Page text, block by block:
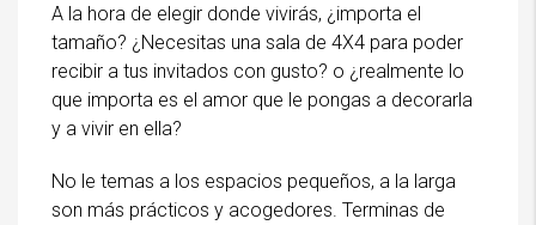
A la hora de elegir donde vivirás, ¿importa el
tamaño? ¿Necesitas una sala de 4X4 para poder
recibir a tus invitados con gusto? o ¿realmente lo
que importa es el amor que le pongas a decorarla
y a vivir en ella?
No le temas a los espacios pequeños, a la larga
son más prácticos y acogedores. Terminas de